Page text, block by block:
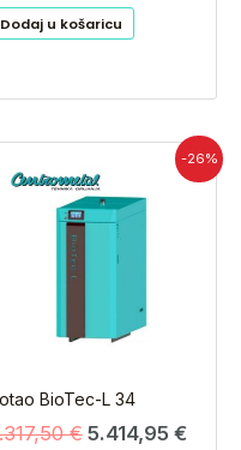
Dodaj u košaricu
-26%
BioTec-L 34
€
cijena
bila
je:
7.317,50 €.
5.414,95 €